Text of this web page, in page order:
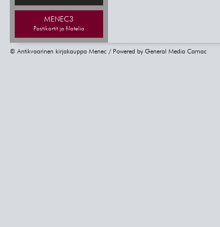
MENEC3
Postikortit ja filatelia
© Antikvaarinen kirjakauppa Menec / Powered by General Media Carnac